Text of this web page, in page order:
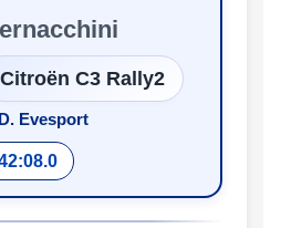
Citroën C3 Rally2
Evesport